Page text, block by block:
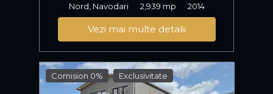
Nord, Navodari
2,939 mp 2014
Vezi mai multe detalii
Comision 0% Exclusivitate